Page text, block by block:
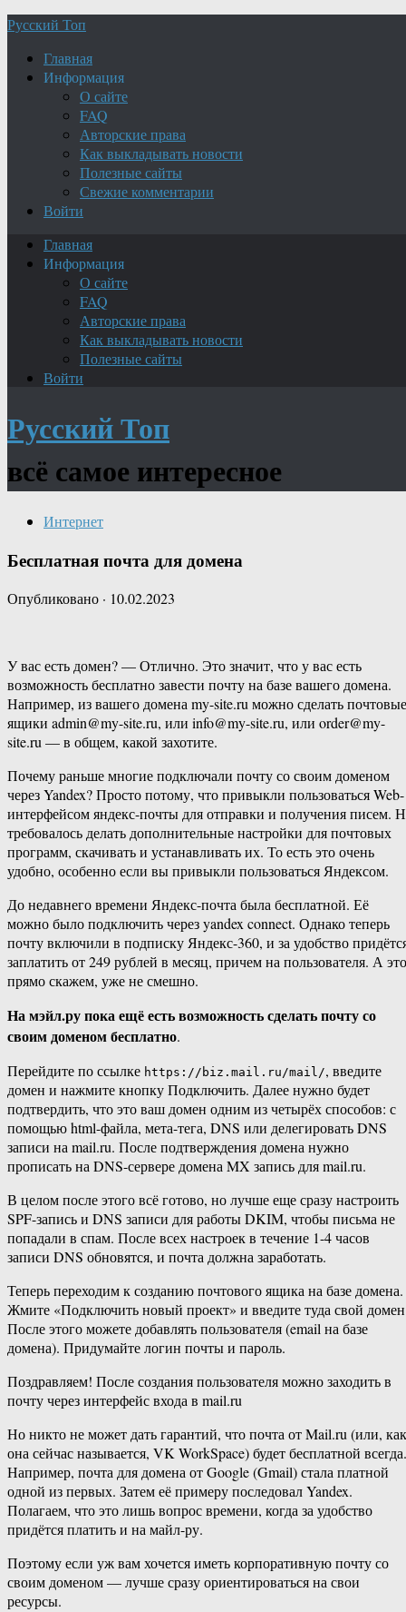
Русский Топ
Главная
Информация
О сайте
FAQ
Авторские права
Как выкладывать новости
Полезные сайты
Свежие комментарии
Войти
Главная
Информация
О сайте
FAQ
Авторские права
Как выкладывать новости
Полезные сайты
Войти
Русский Топ
всё самое интересное
Интернет
Бесплатная почта для домена
Опубликовано · 10.02.2023
У вас есть домен? — Отлично. Это значит, что у вас есть
возможность бесплатно завести почту на базе вашего домена.
Например, из вашего домена my-site.ru можно сделать почтовые
ящики admin@my-site.ru, или info@my-site.ru, или order@my-
site.ru — в общем, какой захотите.
Почему раньше многие подключали почту со своим доменом
через Yandex? Просто потому, что привыкли пользоваться Web-
интерфейсом яндекс-почты для отправки и получения писем.
требовалось делать дополнительные настройки для почтовых
программ, скачивать и устанавливать их. То есть это очень
удобно, особенно если вы привыкли пользоваться Яндексом.
До недавнего времени Яндекс-почта была бесплатной. Её
можно было подключить через yandex connect. Однако теперь
почту включили в подписку Яндекс-360, и за удобство
заплатить от 249 рублей в месяц, причем на пользователя. А
прямо скажем, уже не смешно.
На мэйл.ру пока ещё есть возможность сделать почту со
своим доменом бесплатно.
Перейдите по ссылке https://biz.mail.ru/mail/, введите
домен и нажмите кнопку Подключить. Далее нужно будет
подтвердить, что это ваш домен одним из четырёх способов: с
помощью html-файла, мета-тега, DNS или делегировать DNS
записи на mail.ru. После подтверждения домена нужно
прописать на DNS-сервере домена MX запись для mail.ru.
В целом после этого всё готово, но лучше еще сразу настроить
SPF-запись и DNS записи для работы DKIM, чтобы письма не
попадали в спам. После всех настроек в течение 1-4 часов
записи DNS обновятся, и почта должна заработать.
Теперь переходим к созданию почтового ящика на базе домена.
Жмите «Подключить новый проект» и введите туда свой
После этого можете добавлять пользователя (email на базе
домена). Придумайте логин почты и пароль.
Поздравляем! После создания пользователя можно заходить в
почту через интерфейс входа в mail.ru
Но никто не может дать гарантий, что почта от Mail.ru (или, как
она сейчас называется, VK WorkSpace) будет бесплатной всегда.
Например, почта для домена от Google (Gmail) стала платной
одной из первых. Затем её примеру последовал Yandex.
Полагаем, что это лишь вопрос времени, когда за удобство
придётся платить и на майл-ру.
Поэтому если уж вам хочется иметь корпоративную почту со
своим доменом — лучше сразу ориентироваться на свои
ресурсы.